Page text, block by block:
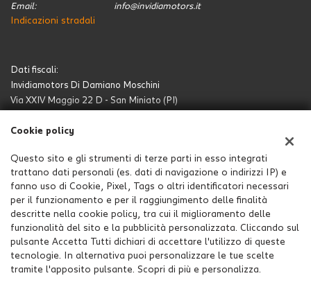
Email:
info@invidiamotors.it
Indicazioni stradali
Dati fiscali:
Invidiamotors Di Damiano Moschini
Via XXIV Maggio 22 D - San Miniato (PI)
Registro delle imprese:
Cookie policy
Questo sito e gli strumenti di terze parti in esso integrati
trattano dati personali (es. dati di navigazione o indirizzi IP) e
fanno uso di Cookie, Pixel, Tags o altri identificatori necessari
per il funzionamento e per il raggiungimento delle finalità
descritte nella cookie policy, tra cui il miglioramento delle
funzionalità del sito e la pubblicità personalizzata. Cliccando sul
pulsante Accetta Tutti dichiari di accettare l'utilizzo di queste
tecnologie. In alternativa puoi personalizzare le tue scelte
tramite l'apposito pulsante. Scopri di più e personalizza.